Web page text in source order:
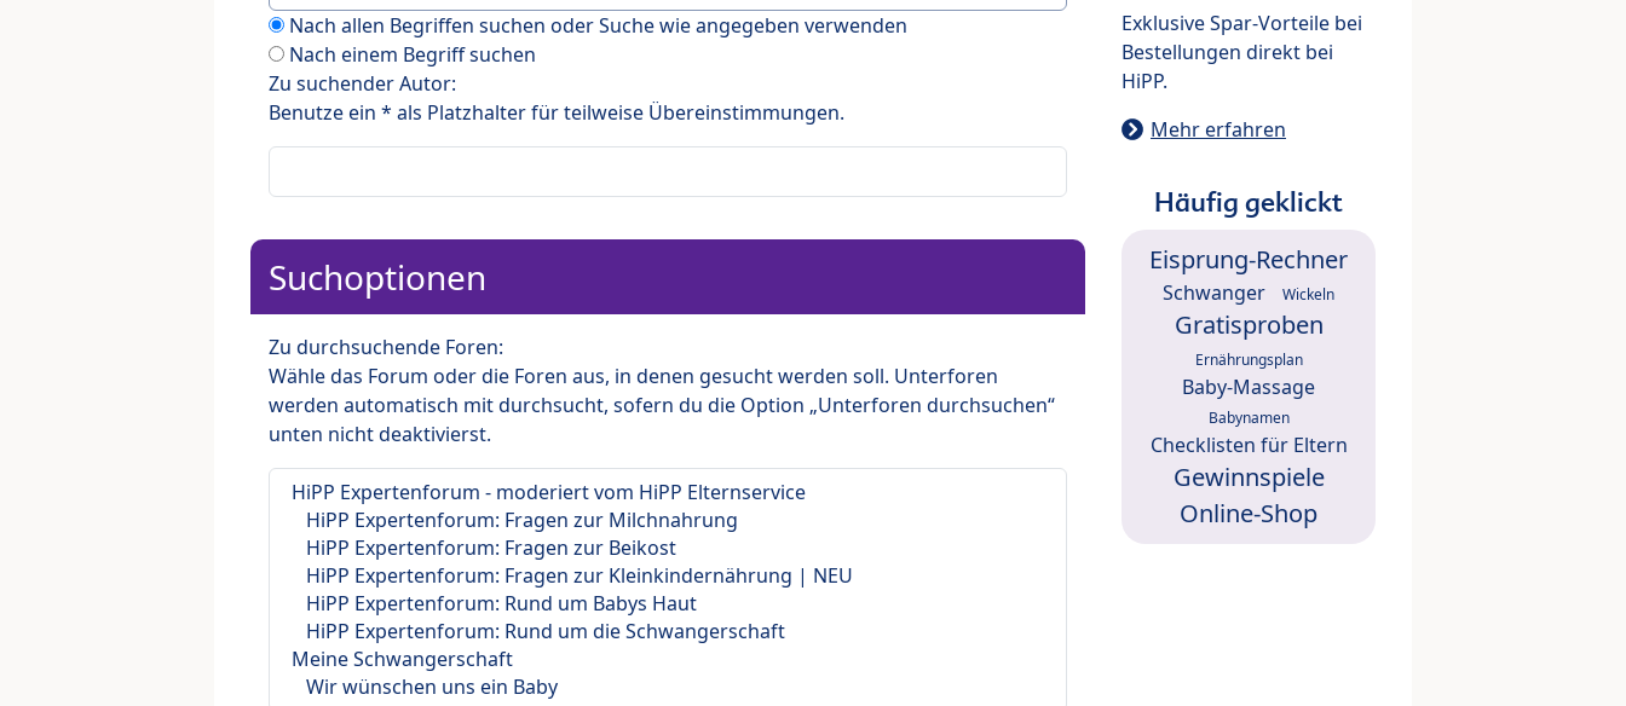
Nach allen Begriffen suchen oder Suche wie angegeben verwenden
Nach einem Begriff suchen
Zu suchender Autor:
Benutze ein * als Platzhalter für teilweise Übereinstimmungen.
Suchoptionen
Zu durchsuchende Foren:
Wähle das Forum oder die Foren aus, in denen gesucht werden soll. Unterforen
werden automatisch mit durchsucht, sofern du die Option „Unterforen durchsuchen“
unten nicht deaktivierst.
Exklusive Spar-Vorteile bei
Bestellungen direkt bei
HiPP.
Mehr erfahren
Häufig geklickt
Eisprung-Rechner
Schwanger Wickeln
Gratisproben
Ernährungsplan
Baby-Massage
Babynamen
Checklisten für Eltern
Gewinnspiele
Online-Shop